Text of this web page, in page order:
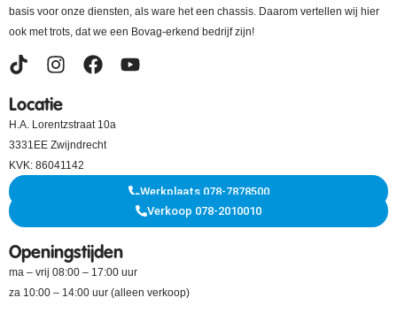
basis voor onze diensten, als ware het een chassis. Daarom vertellen wij hier
ook met trots, dat we een Bovag-erkend bedrijf zijn!
Locatie
H.A. Lorentzstraat 10a
3331EE Zwijndrecht
KVK: 86041142
Werkplaats 078-7878500
Verkoop 078-2010010
Openingstijden
ma – vrij 08:00 – 17:00 uur
za 10:00 – 14:00 uur (alleen verkoop)